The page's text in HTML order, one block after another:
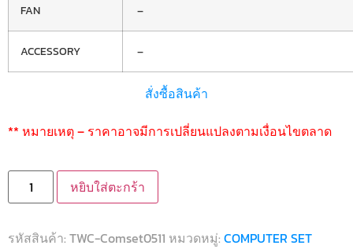
FAN –
ACCESSORY –
สั่งซื้อสินค้า
** หมายเหตุ – ราคาอาจมีการเปลี่ยนแปลงตามเงื่อนไขตลาด
หยิบใส่ตะกร้า
รหัสสินค้า: TWC-Comset0511 หมวดหมู่: COMPUTER SET